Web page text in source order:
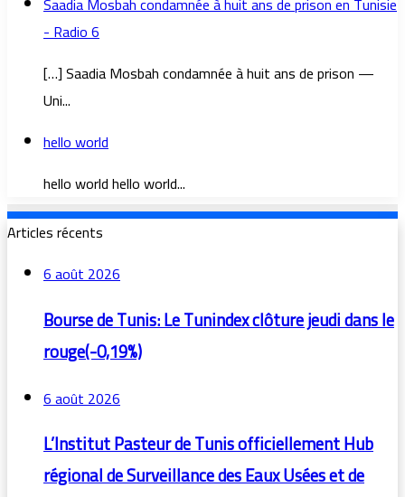
- Radio 6
[…] Saadia Mosbah condamnée à huit ans de prison —
Uni...
hello world
hello world hello world...
Articles récents
6 août 2026
Bourse de Tunis: Le Tunindex clôture jeudi dans le
rouge(-0,19%)
6 août 2026
L’Institut Pasteur de Tunis officiellement Hub
régional de Surveillance des Eaux Usées et de